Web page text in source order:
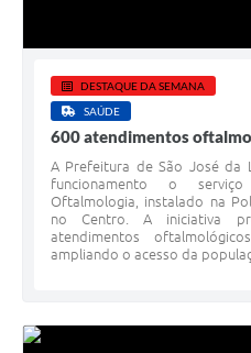
DESTAQUE DA SEMANA
SAÚDE
600 atendimentos
A Prefeitura de São José da
funcionamento o
Oftalmologia, instalado na
no Centro. A iniciativa
atendimentos
ampliando o acesso da